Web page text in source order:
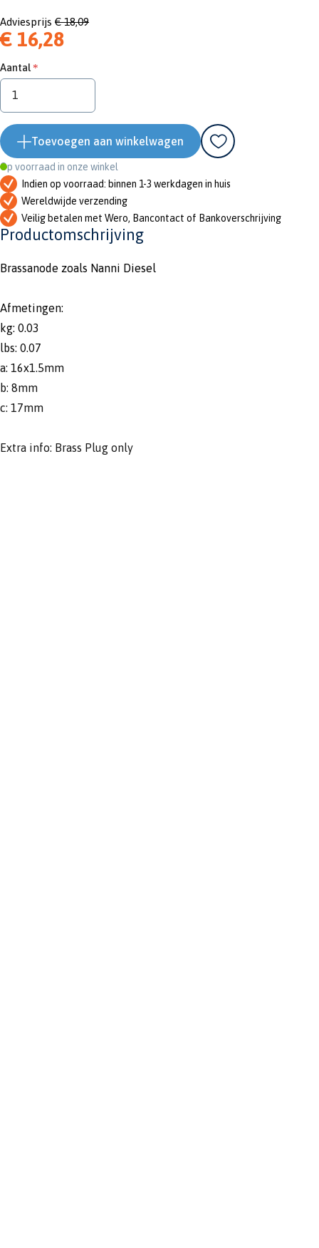
Adviesprijs € 18,09
€ 16,28
Aantal
Toevoegen aan winkelwagen
Op voorraad in onze winkel
Indien op voorraad: binnen 1-3 werkdagen in huis
Wereldwijde verzending
Veilig betalen met Wero, Bancontact of Bankoverschrijving
Productomschrijving
Brassanode zoals Nanni Diesel
Afmetingen:
kg: 0.03
lbs: 0.07
a: 16x1.5mm
b: 8mm
c: 17mm
Extra info: Brass Plug only